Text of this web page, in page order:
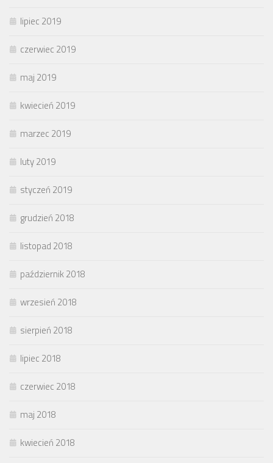
lipiec 2019
czerwiec 2019
maj 2019
kwiecień 2019
marzec 2019
luty 2019
styczeń 2019
grudzień 2018
listopad 2018
październik 2018
wrzesień 2018
sierpień 2018
lipiec 2018
czerwiec 2018
maj 2018
kwiecień 2018